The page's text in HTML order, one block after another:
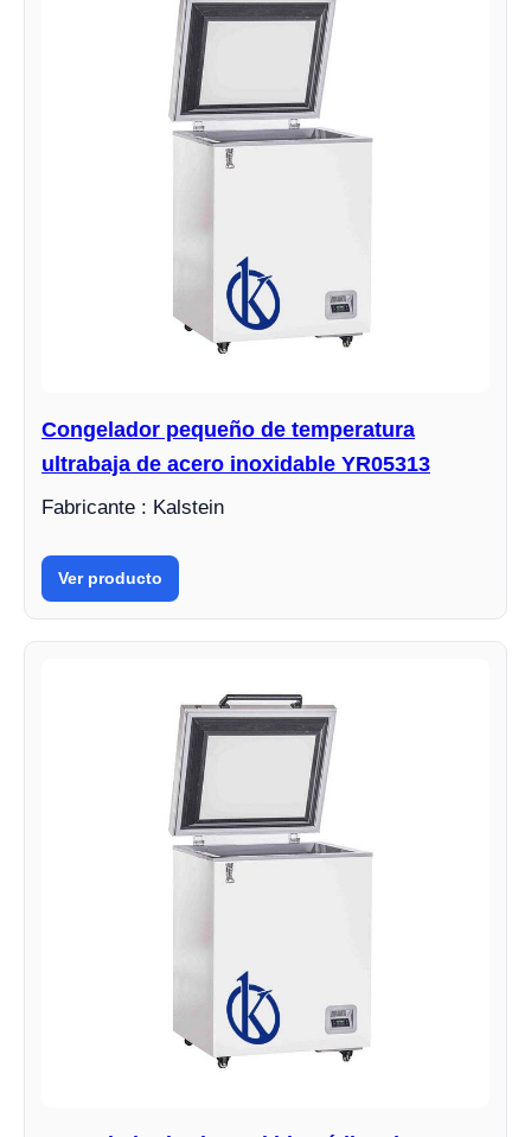
Congelador pequeño de temperatura
ultrabaja de acero inoxidable YR05313
Fabricante : Kalstein
Ver producto